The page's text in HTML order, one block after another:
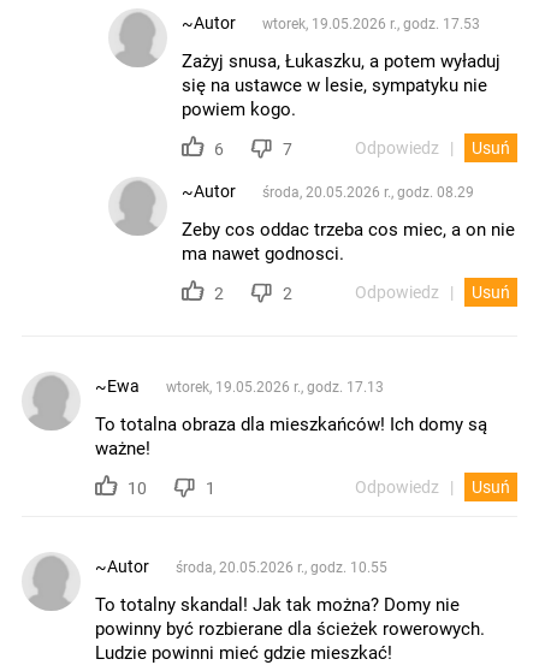
~Autor
wtorek, 19.05.2026 r., godz. 17.53
Zażyj snusa, Łukaszku, a potem wyładuj
się na ustawce w lesie, sympatyku nie
powiem kogo.
6 7 Odpowiedz
Usuń
~Autor
środa, 20.05.2026 r., godz. 08.29
Zeby cos oddac trzeba cos miec, a on nie
ma nawet godnosci.
2 2 Odpowiedz Usuń
~Ewa wtorek, 19.05.2026 r., godz. 17.13
To totalna obraza dla mieszkańców! Ich domy są
ważne!
10 1 Odpowiedz Usuń
~Autor środa, 20.05.2026 r., godz. 10.55
To totalny skandal! Jak tak można? Domy nie
powinny być rozbierane dla ścieżek rowerowych.
Ludzie powinni mieć gdzie mieszkać!